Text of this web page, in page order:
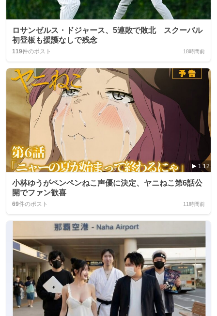
ロサンゼルス・ドジャース、5連敗で敗北 スクーバル
初登板も援護なしで残念
119件のポスト 18時間前
1:12
小林ゆうがペンペンねこ声優に決定、ヤニねこ第6話公
開でファン歓喜
69件のポスト 11時間前